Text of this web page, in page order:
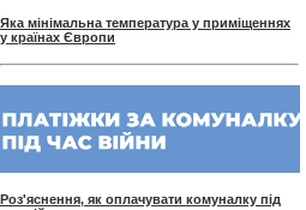
Яка мінімальна температура у приміщеннях
у країнах Європи
Роз'яснення, як оплачувати комуналку під